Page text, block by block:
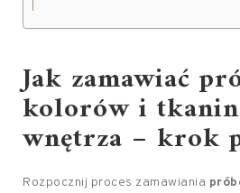
Jak zamawiać
kolorów i
wnętrza – krok
Rozpocznij proces zamawiania